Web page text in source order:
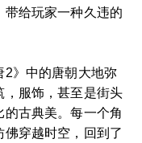
给玩家一种久违的
2》中的唐朝大地弥
，服饰，甚至是街头
古典美。每一个角
穿越时空，回到了